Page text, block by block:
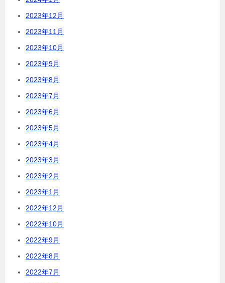
2023年12月
2023年11月
2023年10月
2023年9月
2023年8月
2023年7月
2023年6月
2023年5月
2023年4月
2023年3月
2023年2月
2023年1月
2022年12月
2022年10月
2022年9月
2022年8月
2022年7月